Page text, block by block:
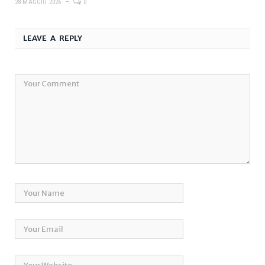
28 MAGGIO 2026 0
LEAVE A REPLY